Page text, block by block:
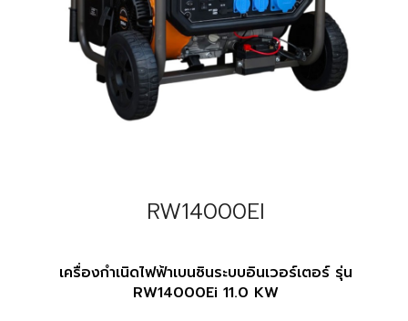
RW14000EI
เครื่องกำเนิดไฟฟ้าเบนซินระบบอินเวอร์เตอร์ รุ่น
RW14000Ei 11.0 KW